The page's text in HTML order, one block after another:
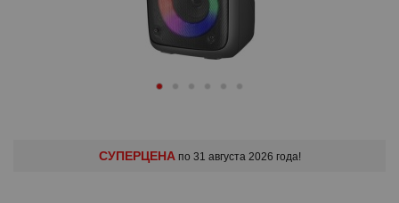
СУПЕРЦЕНАпо 31 августа 2026 года!